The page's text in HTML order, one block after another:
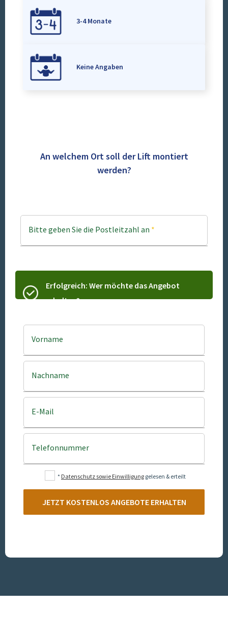
3-4 Monate
Keine Angaben
An welchem Ort soll der Lift montiert
werden?
Bitte geben Sie die Postleitzahl an *
Erfolgreich: Wer möchte das Angebot
erhalten?
Vorname
Nachname
E-Mail
Telefonnummer
* Datenschutz sowie Einwilligung gelesen & erteilt
JETZT KOSTENLOS ANGEBOTE ERHALTEN